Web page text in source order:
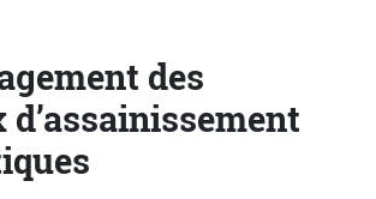
des